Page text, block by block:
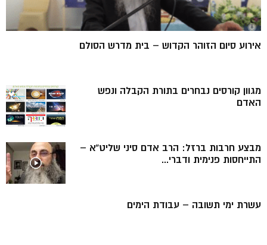
אירוע סיום הזוהר הקדוש – בית מדרש הסולם
מגוון קורסים נבחרים בתורת הקבלה ונפש
האדם
מבצע חרבות ברזל: הרב אדם סיני שליט”א –
התייחסות פנימית ודברי...
עשרת ימי תשובה – עבודת הימים